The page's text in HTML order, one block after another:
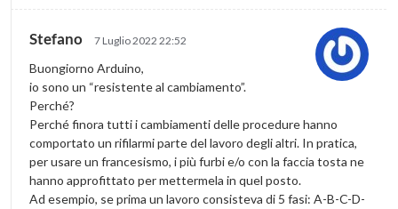
Stefano 7 Luglio 2022 22:52
Buongiorno Arduino,
io sono un “resistente al cambiamento”.
Perché?
Perché finora tutti i cambiamenti delle procedure hanno
comportato un rifilarmi parte del lavoro degli altri. In pratica,
per usare un francesismo, i più furbi e/o con la faccia tosta ne
hanno approfittato per mettermela in quel posto.
Ad esempio, se prima un lavoro consisteva di 5 fasi: A-B-C-D-